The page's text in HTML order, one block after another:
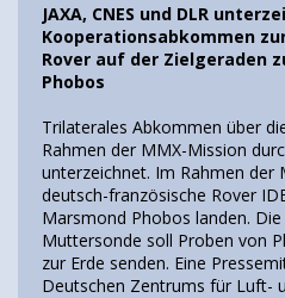
JAXA, CNES und DLR
Kooperationsabkommen
Rover auf der Zielgeraden
Phobos
Trilaterales Abkommen über
Rahmen der MMX-Mission
unterzeichnet. Im Rahmen der
deutsch-französische Rover
Marsmond Phobos landen.
Muttersonde soll Proben von
zur Erde senden. Eine
Deutschen Zentrums für Luft-